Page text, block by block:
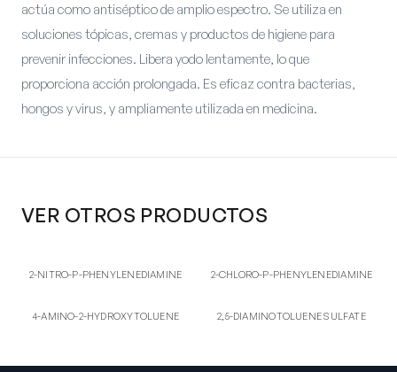
actúa como antiséptico de amplio espectro. Se utiliza en
soluciones tópicas, cremas y productos de higiene para
prevenir infecciones. Libera yodo lentamente, lo que
proporciona acción prolongada. Es eficaz contra bacterias,
hongos y virus, y ampliamente utilizada en medicina.
VER OTROS PRODUCTOS
2-NI
PHENYLENEDIAMINE
2-NITRO-P-PHENYLENEDIAMINE 2-CH
PHENYLENEDIAMINE
2-CHLORO-P-PHENYLENEDIAMINE
4-AM
HYDROXYTOLUENE
4-AMINO-2-HYDROXYTOLUENE 2SSULFATE
2,5-DIAMINOTOLUENE SULFATE